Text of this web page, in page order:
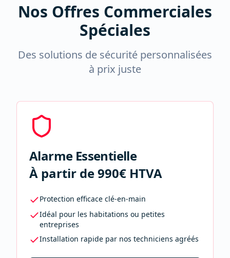
Nos Offres Commerciales
Spéciales
Des solutions de sécurité personnalisées
à prix juste
Alarme Essentielle
À partir de 990€ HTVA
Protection efficace clé-en-main
Idéal pour les habitations ou petites
entreprises
Installation rapide par nos techniciens agréés